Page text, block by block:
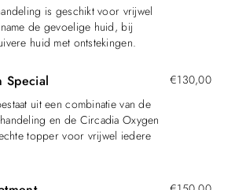
is geschikt voor vrijwel
de gevoelige huid, bij
huid met ontstekingen.
Special
€130,00
uit een combinatie van de
en de Circadia Oxygen
topper voor vrijwel iedere